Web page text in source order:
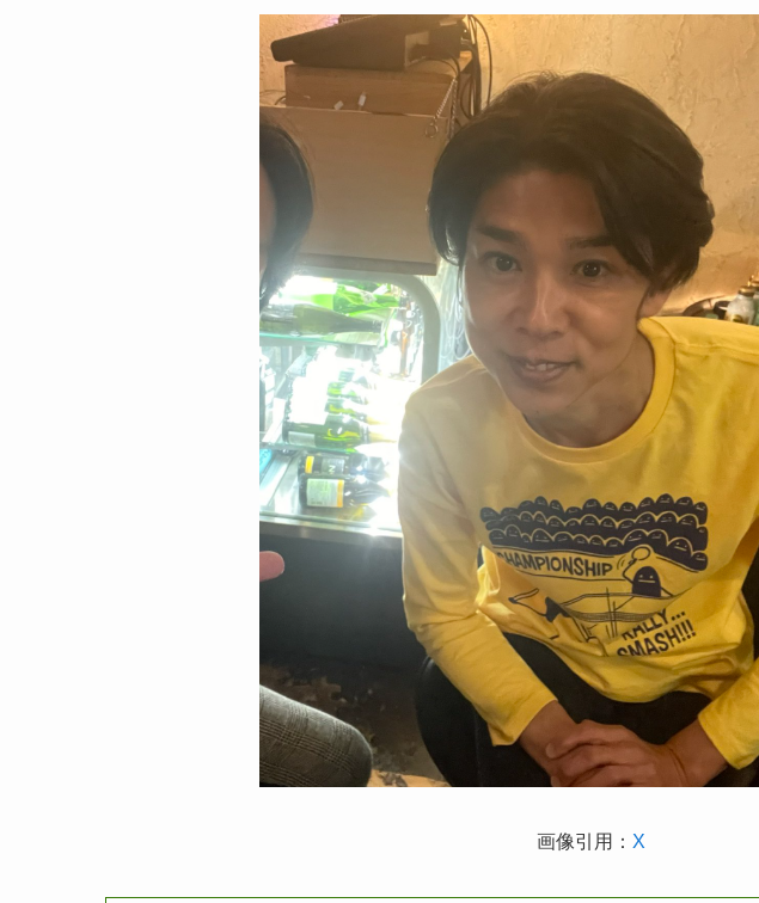
画像引用： X